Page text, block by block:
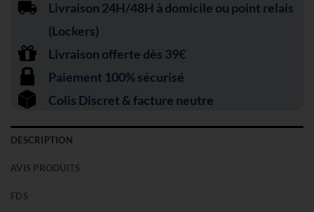
Livraison 24H/48H à domicile ou point relais
(Lockers)
Livraison offerte dès 39€
Paiement 100% sécurisé
Colis Discret & facture neutre
DESCRIPTION
AVIS PRODUITS
FDS